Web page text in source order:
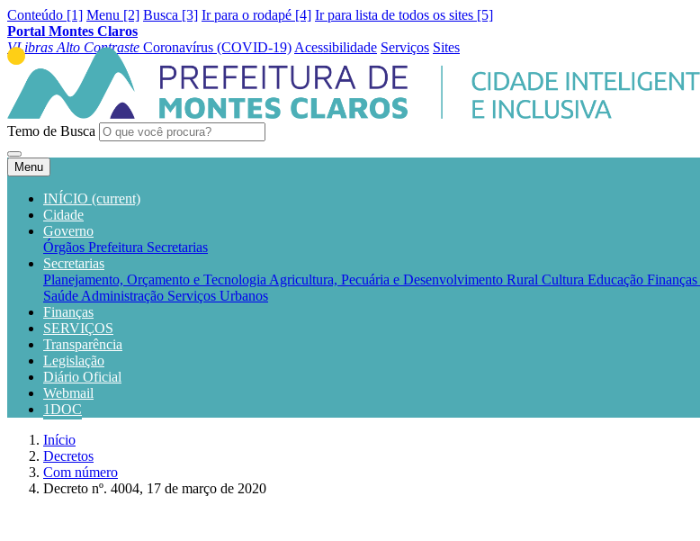
Conteúdo [1] Menu [2] Busca [3] Ir para o rodapé [4] Ir para lista de todos os sites [5]
Portal Montes Claros
VLibras Alto Contraste Coronavírus (COVID-19) Acessibilidade Serviços Sites
Temo de Busca
Menu
INÍCIO (current)
Cidade
Governo
Órgãos Prefeitura Secretarias
Secretarias
Planejamento, Orçamento e Tecnologia Agricultura, Pecuária e Desenvolvimento Rural Cultura Educação Finanças
Saúde Administração Serviços Urbanos
Finanças
SERVIÇOS
Transparência
Legislação
Diário Oficial
Webmail
1DOC
Início
Decretos
Com número
Decreto nº. 4004, 17 de março de 2020